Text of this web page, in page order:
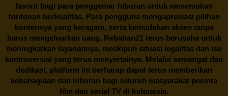
favorit bagi para penggemar hiburan untuk menemukan
tontonan berkualitas. Para pengguna mengapresiasi pilihan
kontennya yang beragam, serta kemudahan akses tanpa
harus mengeluarkan uang. Rebahan21terus berusaha untuk
meningkatkan layanannya, meskipun situasi legalitas dan isu
kontroversial yang terus menyertainya. Melalui semangat dan
dedikasi, platform ini berharap dapat terus memberikan
kebahagiaan dan hiburan bagi seluruh masyarakat pecinta
film dan serial TV di Indonesia.